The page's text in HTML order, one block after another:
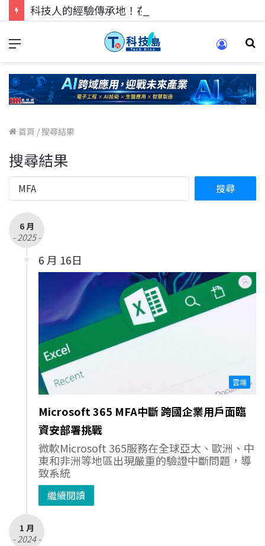
首頁 /搜尋結果
搜尋結果
6 月
- 2025 -
6 月 16日
雲端
Microsoft 365 MFA中斷 跨國企業用戶面臨
資安部署挑戰
微軟Microsoft 365服務在全球亞太、歐洲、中
東和非洲等地區出現嚴重的驗證中斷問題，導
致系統
繼續閱讀
1 月
- 2024 -